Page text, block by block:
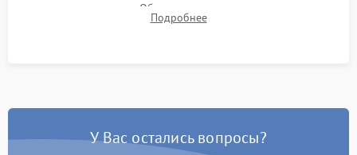
механизма поправок. Обязательное испытание прицела на
ударном стенде для проверки устойчивости к отдаче и
Подробнее
У Вас остались вопросы?